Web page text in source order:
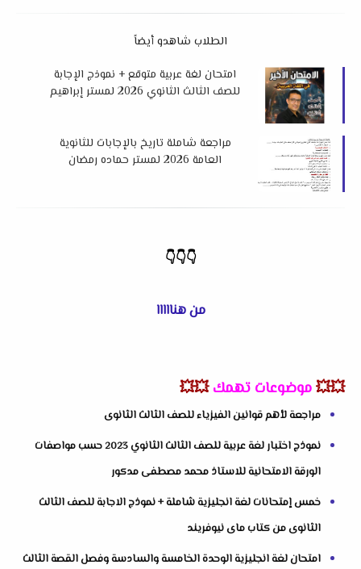
الطلاب شاهدو أيضاً
امتحان لغة عربية متوقع + نموذج الإجابة
للصف الثالث الثانوي 2026 لمستر إبراهيم
مراجعة شاملة تاريخ بالإجابات للثانوية
العامة 2026 لمستر حماده رمضان
👇
👇
👇
من هنااااا
💥💥موضوعات تهمك 💥💥
مراجعة لأهم قوانين الفيزياء للصف الثالث الثانوى
نموذج اختبار لغة عربية للصف الثالث الثانوي 2023 حسب مواصفات
الورقة الامتحانية للاستاذ محمد مصطفى مدكور
خمس إمتحانات لغة انجليزية شاملة + نموذج الاجابة للصف الثالث
الثانوى من كتاب ماى نيوفريند
امتحان لغة انجليزية الوحدة الخامسة والسادسة وفصل القصة الثالث